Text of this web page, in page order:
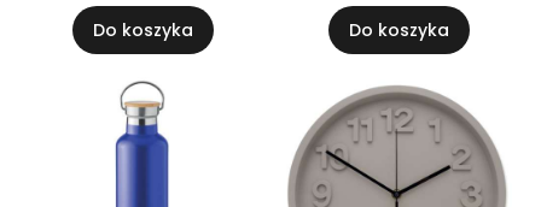
Do koszyka Do koszyka